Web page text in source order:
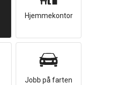
Hjemmekontor
Jobb på farten